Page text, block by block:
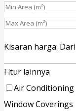
Kisaran harga: Dari
Fitur lainnya
Air Conditioning
Window Coverings